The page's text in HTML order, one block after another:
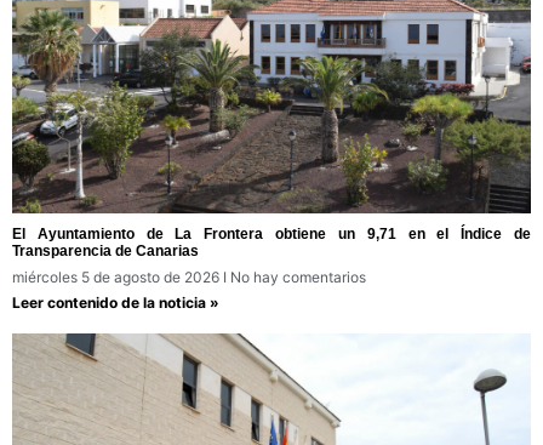
El Ayuntamiento de La Frontera obtiene un 9,71 en el Índice de
Transparencia de Canarias
miércoles 5 de agosto de 2026
No hay comentarios
Leer contenido de la noticia »